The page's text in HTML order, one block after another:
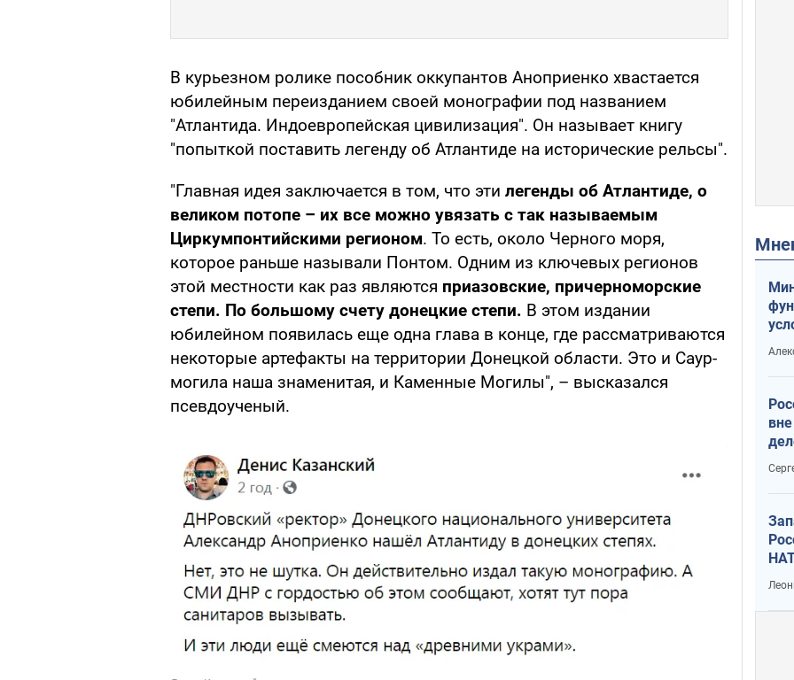
В курьезном ролике пособник оккупантов Аноприенко хвастается
юбилейным переизданием своей монографии под названием
"Атлантида. Индоевропейская цивилизация". Он называет книгу
"попыткой поставить легенду об Атлантиде на исторические рельсы".
"Главная идея заключается в том, что эти легенды об Атлантиде, о
великом потопе – их все можно увязать с так называемым
Циркумпонтийскими регионом. То есть, около Черного моря,
которое раньше называли Понтом. Одним из ключевых регионов
этой местности как раз являются приазовские, причерноморские
степи. По большому счету донецкие степи. В этом издании
юбилейном появилась еще одна глава в конце, где рассматриваются
некоторые артефакты на территории Донецкой области. Это и Саур-
могила наша знаменитая, и Каменные Могилы", – высказался
псевдоученый.